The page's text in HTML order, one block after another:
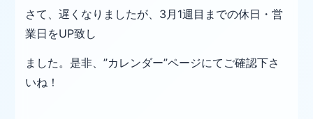
さて、遅くなりましたが、3月1週目までの休日・営
業日をUP致し
ました。是非、”カレンダー”ページにてご確認下さ
いね！